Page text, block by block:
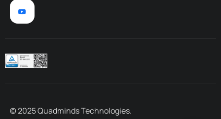
© 2025 Quadminds Technologies.